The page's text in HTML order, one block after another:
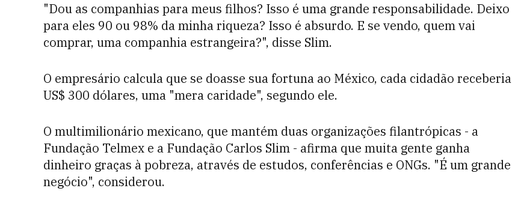
"Dou as companhias para meus filhos? Isso é uma grande responsabilidade. Deixo
para eles 90 ou 98% da minha riqueza? Isso é absurdo. E se vendo, quem vai
comprar, uma companhia estrangeira?", disse Slim.
O empresário calcula que se doasse sua fortuna ao México, cada cidadão receberia
US$ 300 dólares, uma "mera caridade", segundo ele.
O multimilionário mexicano, que mantém duas organizações filantrópicas - a
Fundação Telmex e a Fundação Carlos Slim - afirma que muita gente ganha
dinheiro graças à pobreza, através de estudos, conferências e ONGs. "É um grande
negócio", considerou.